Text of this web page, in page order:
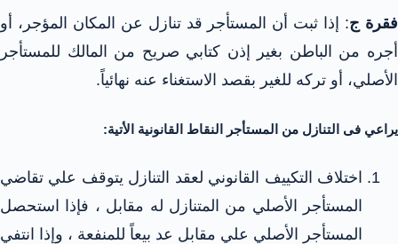
فقرة ج: إذا ثبت أن المستأجر قد تنازل عن المكان المؤجر، أو
أجره من الباطن بغير إذن كتابي صريح من المالك للمستأجر
الأصلي، أو تركه للغير بقصد الاستغناء عنه نهائياً.
يراعي فى التنازل من المستأجر النقاط القانونية الأتية:
اختلاف التكييف القانوني لعقد التنازل يتوقف علي تقاضي
المستأجر الأصلي من المتنازل له مقابل ، فإذا استحصل
المستأجر الأصلي علي مقابل عد بيعاً للمنفعة ، وإذا انتفي